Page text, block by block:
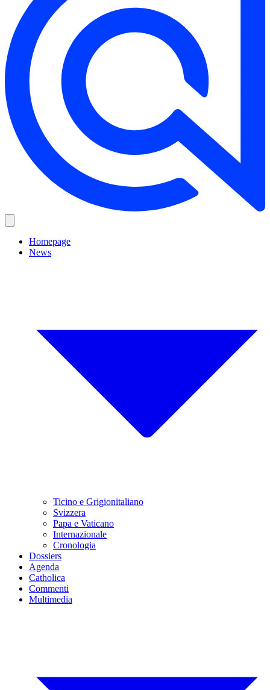
Homepage
News
Ticino e Grigionitaliano
Svizzera
Papa e Vaticano
Internazionale
Cronologia
Dossiers
Agenda
Catholica
Commenti
Multimedia